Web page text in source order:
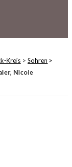
Kreis >Sohren >
Nicole